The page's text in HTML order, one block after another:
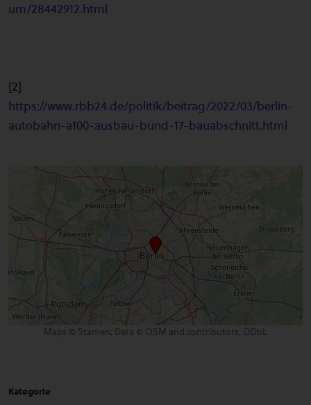
um/28442912.html
[2]
https://www.rbb24.de/politik/beitrag/2022/03/berlin-
autobahn-a100-ausbau-bund-17-bauabschnitt.html
Maps © Stamen; Data © OSM and contributors, ODbL
Kategorie